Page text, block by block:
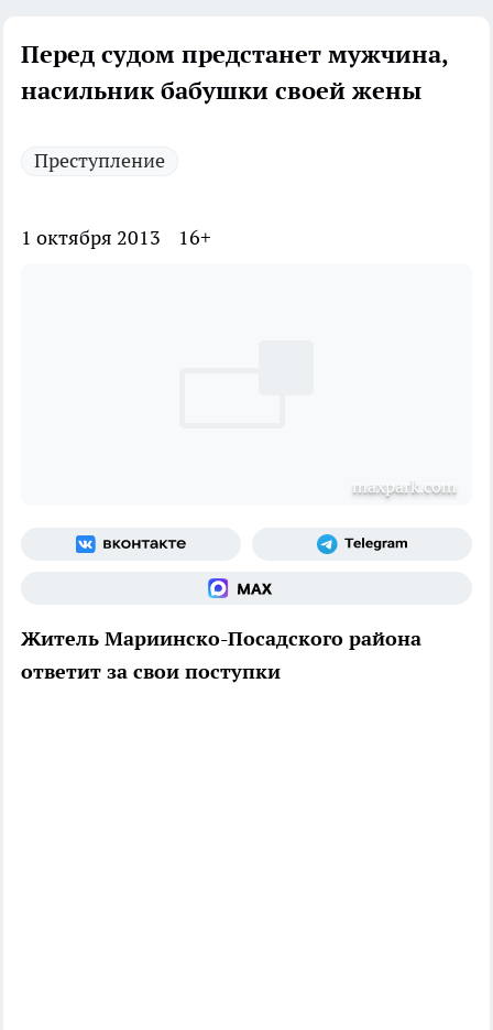
Перед судом предстанет мужчина,
насильник бабушки своей жены
Преступление
1 октября 2013 16+
maxpark.com
Житель Мариинско-Посадского района
ответит за свои поступки